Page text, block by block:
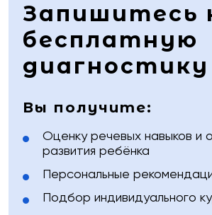
Запишитесь
бесплатную
диагностику
Вы получите:
Оценку речевых навыков и
развития ребёнка
Персональные
Подбор индивидуального